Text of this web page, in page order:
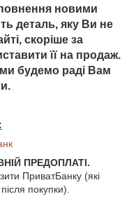
новими
деталь, яку Ви не
скоріше за
її на продаж.
ми будемо раді Вам
ПРЕДОПЛАТІ.
ПриватБанку (які
покупки).